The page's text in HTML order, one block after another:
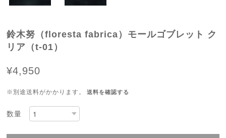
鈴木努（floresta fabrica）モールゴブレット ク
リア（t-01）
¥4,950
※別途送料がかかります。 送料を確認する
数量